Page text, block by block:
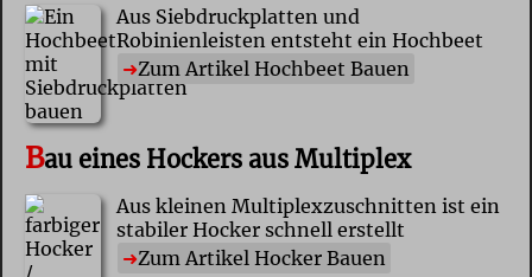
Aus Siebdruckplatten und
Robinienleisten entsteht ein Hochbeet
Zum Artikel Hochbeet Bauen
Bau eines Hockers aus Multiplex
Aus kleinen Multiplexzuschnitten ist ein
stabiler Hocker schnell erstellt
Zum Artikel Hocker Bauen